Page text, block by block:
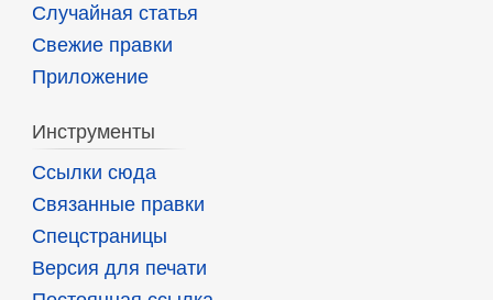
Случайная статья
Свежие правки
Приложение
Инструменты
Ссылки сюда
Связанные правки
Спецстраницы
Версия для печати